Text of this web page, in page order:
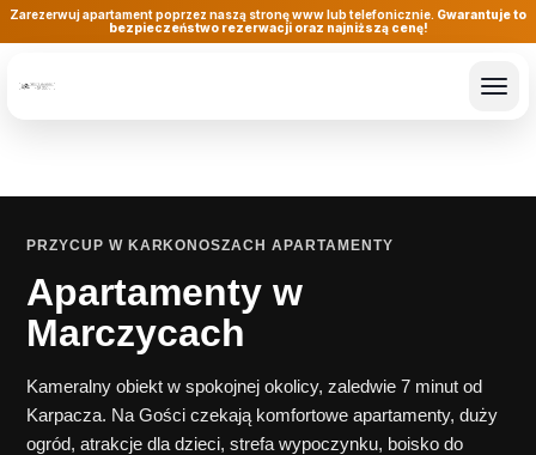
PRZYCUP W KARKONOSZACH APARTAMENTY
Apartamenty w
Marczycach
Kameralny obiekt w spokojnej okolicy, zaledwie 7 minut od
Karpacza. Na Gości czekają komfortowe apartamenty, duży
ogród, atrakcje dla dzieci, strefa wypoczynku, boisko do
Zarezerwuj apartament poprzez naszą stronę www lub telefonicznie. Gwarantuje to
bezpieczeństwo rezerwacji oraz najniższą cenę!